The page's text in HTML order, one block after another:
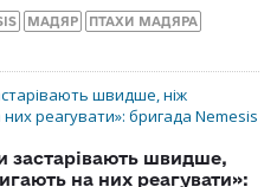
МАДЯР ПТАХИ МАДЯРА
застарівають швидше,
на них реагувати»: